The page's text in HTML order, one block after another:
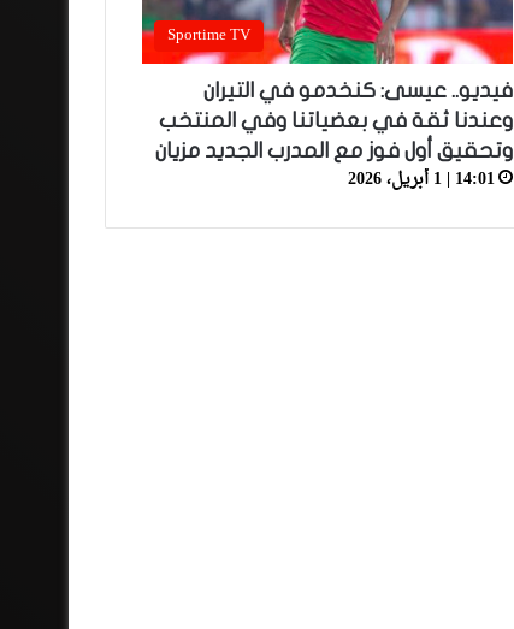
Sportime TV
فيديو.. عيسى: كنخدمو في التيران
وعندنا ثقة في بعضياتنا وفي المنتخب
وتحقيق أول فوز مع المدرب الجديد مزيان
14:01 | 1 أبريل، 2026